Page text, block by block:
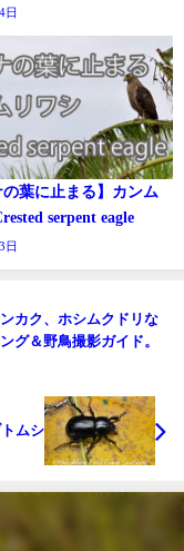
日
の葉に止まる】カンム
serpent eagle
日
カク、ホシムクドリな
グ＆野鳥撮影ガイド。
ムシ